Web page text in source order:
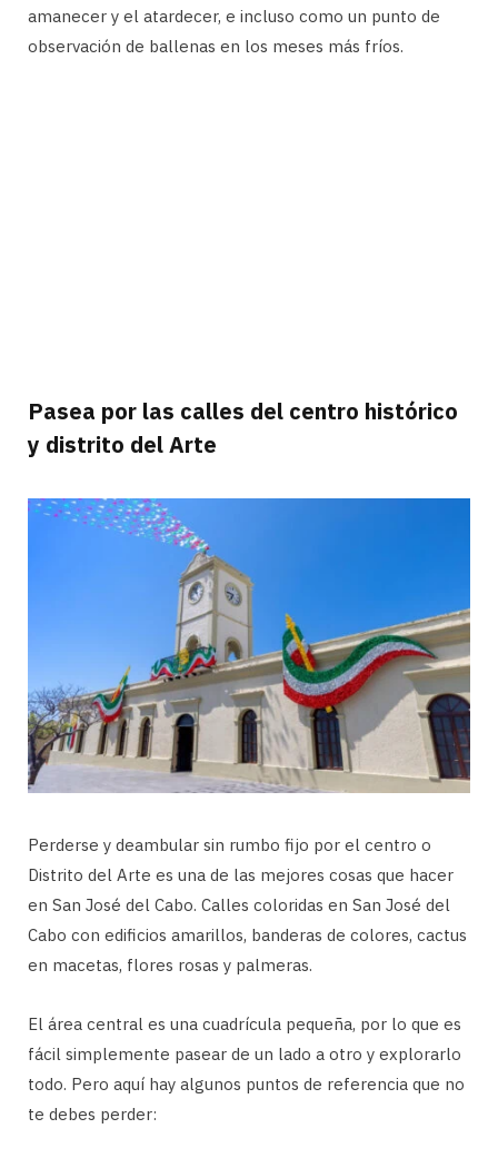
amanecer y el atardecer, e incluso como un punto de
observación de ballenas en los meses más fríos.
Pasea por las calles del centro histórico
y distrito del Arte
Perderse y deambular sin rumbo fijo por el centro o
Distrito del Arte es una de las mejores cosas que hacer
en San José del Cabo. Calles coloridas en San José del
Cabo con edificios amarillos, banderas de colores, cactus
en macetas, flores rosas y palmeras.
El área central es una cuadrícula pequeña, por lo que es
fácil simplemente pasear de un lado a otro y explorarlo
todo. Pero aquí hay algunos puntos de referencia que no
te debes perder: